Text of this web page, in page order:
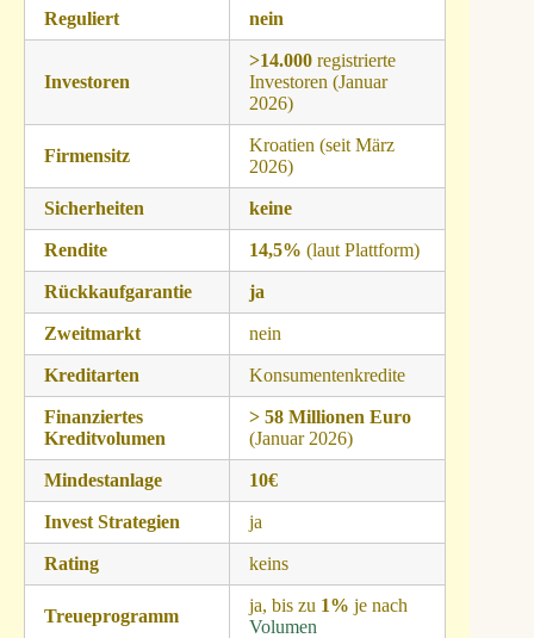
Reguliert nein
Investoren
>14.000registrierte
Investoren (Januar
2026)
Firmensitz
Kroatien (seit März
2026)
Sicherheiten keine
Rendite 14,5% (laut Plattform)
Rückkaufgarantie ja
Zweitmarkt nein
Kreditarten Konsumentenkredite
Finanziertes
Kreditvolumen
> 58 Millionen Euro
(Januar 2026)
Mindestanlage 10€
Invest Strategien ja
Rating keins
Treueprogramm
ja, bis zu 1% je nach
Volumen